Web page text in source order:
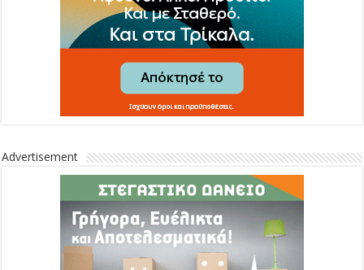
Advertisement